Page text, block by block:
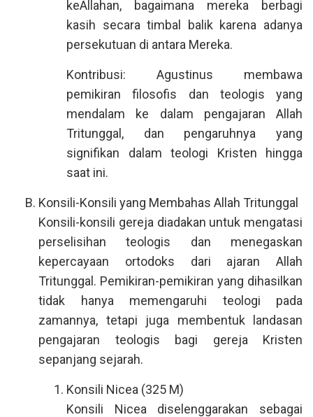
keAllahan, bagaimana mereka berbagi
kasih secara timbal balik karena adanya
persekutuan di antara Mereka.
Kontribusi: Agustinus membawa
pemikiran filosofis dan teologis yang
mendalam ke dalam pengajaran Allah
Tritunggal, dan pengaruhnya yang
signifikan dalam teologi Kristen hingga
saat ini.
Konsili-Konsili yang Membahas Allah Tritunggal
Konsili-konsili gereja diadakan untuk mengatasi
perselisihan teologis dan menegaskan
kepercayaan ortodoks dari ajaran Allah
Tritunggal. Pemikiran-pemikiran yang dihasilkan
tidak hanya memengaruhi teologi pada
zamannya, tetapi juga membentuk landasan
pengajaran teologis bagi gereja Kristen
sepanjang sejarah.
Konsili Nicea (325 M)
Konsili Nicea diselenggarakan sebagai